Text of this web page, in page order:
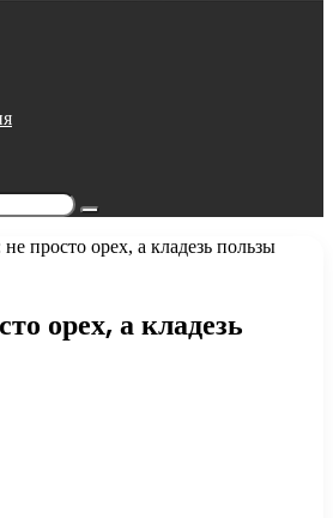
Поиск...
просто орех, а кладезь пользы
орех, а кладезь